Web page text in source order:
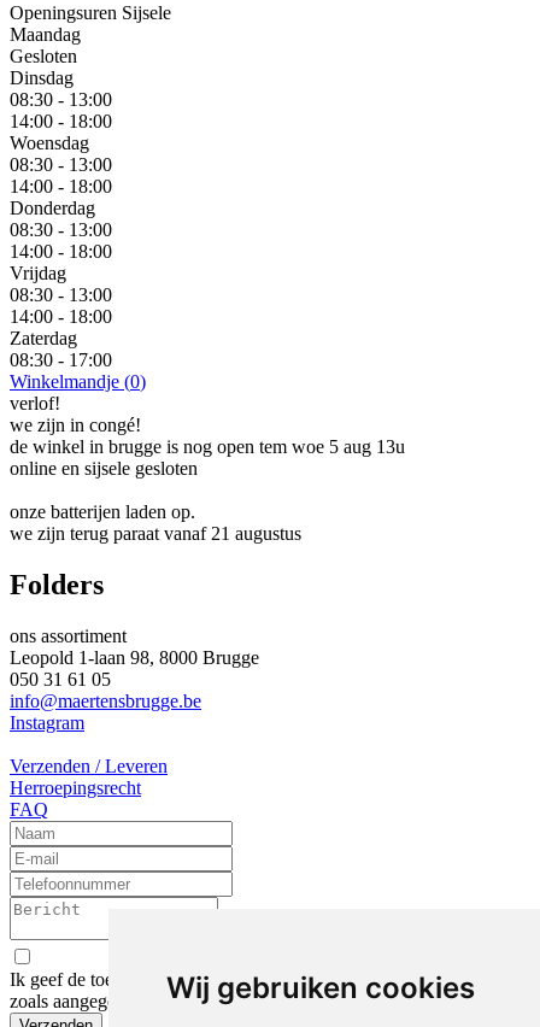
Wij gebruiken cookies
Openingsuren Sijsele
Maandag
Gesloten
Dinsdag
08:30 - 13:00
14:00 - 18:00
Woensdag
08:30 - 13:00
14:00 - 18:00
Donderdag
08:30 - 13:00
14:00 - 18:00
Vrijdag
08:30 - 13:00
14:00 - 18:00
Zaterdag
08:30 - 17:00
Winkelmandje (0)
verlof!
we zijn in congé!
de winkel in brugge is nog open tem woe 5 aug 13u
online en sijsele gesloten
onze batterijen laden op.
we zijn terug paraat vanaf 21 augustus
Folders
ons assortiment
Leopold 1-laan 98, 8000 Brugge
050 31 61 05
info@maertensbrugge.be
Instagram
Verzenden / Leveren
Herroepingsrecht
FAQ
Ik geef de toestemming om mijn gegevens te bewaren en verwerken
zoals aangegeven in onze privacy statement.